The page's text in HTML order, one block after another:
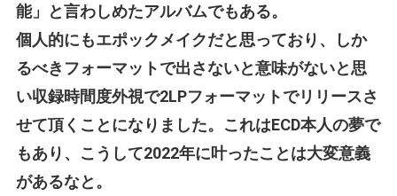
能」と言わしめたアルバムでもある。
個人的にもエポックメイクだと思っており、しか
るべきフォーマットで出さないと意味がないと思
い収録時間度外視で2LPフォーマットでリリースさ
せて頂くことになりました。これはECD本人の夢で
もあり、こうして2022年に叶ったことは大変意義
があるなと。